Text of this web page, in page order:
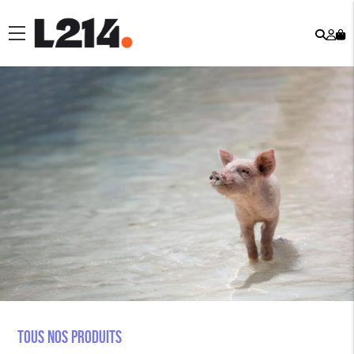
menu
Tous nos produits